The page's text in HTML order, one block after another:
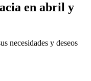
en abril y
necesidades y deseos